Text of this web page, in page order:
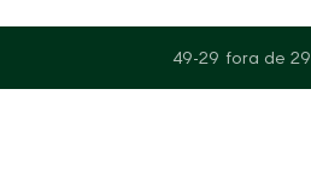
49-29 fora de 29